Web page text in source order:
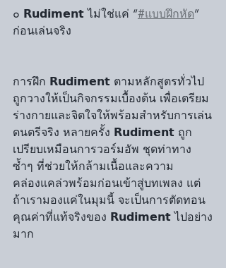
๐ 𝗥𝘂𝗱𝗶𝗺𝗲𝗻𝘁 ไม่ใช่แค่ “#แบบฝึกหัด”
ก่อนเล่นจริง
การฝึก 𝗥𝘂𝗱𝗶𝗺𝗲𝗻𝘁 ตามหลักสูตรทั่วไป
ถูกวางให้เป็นกิจกรรมเบื้องต้น เพื่อเตรียม
ร่างกายและจิตใจให้พร้อมสำหรับการเล่น
ดนตรีจริง หลายครั้ง 𝗥𝘂𝗱𝗶𝗺𝗲𝗻𝘁 ถูก
เปรียบเหมือนการวอร์มอัพ ชุดท่าทาง
ซ้ำๆ ที่ช่วยให้กล้ามเนื้อและความ
คล่องแคล่วพร้อมก่อนเข้าสู่บทเพลง แต่
ถ้าเรามองแค่ในมุมนี้ จะเป็นการตัดทอน
คุณค่าที่แท้จริงของ 𝗥𝘂𝗱𝗶𝗺𝗲𝗻𝘁 ไปอย่าง
มาก